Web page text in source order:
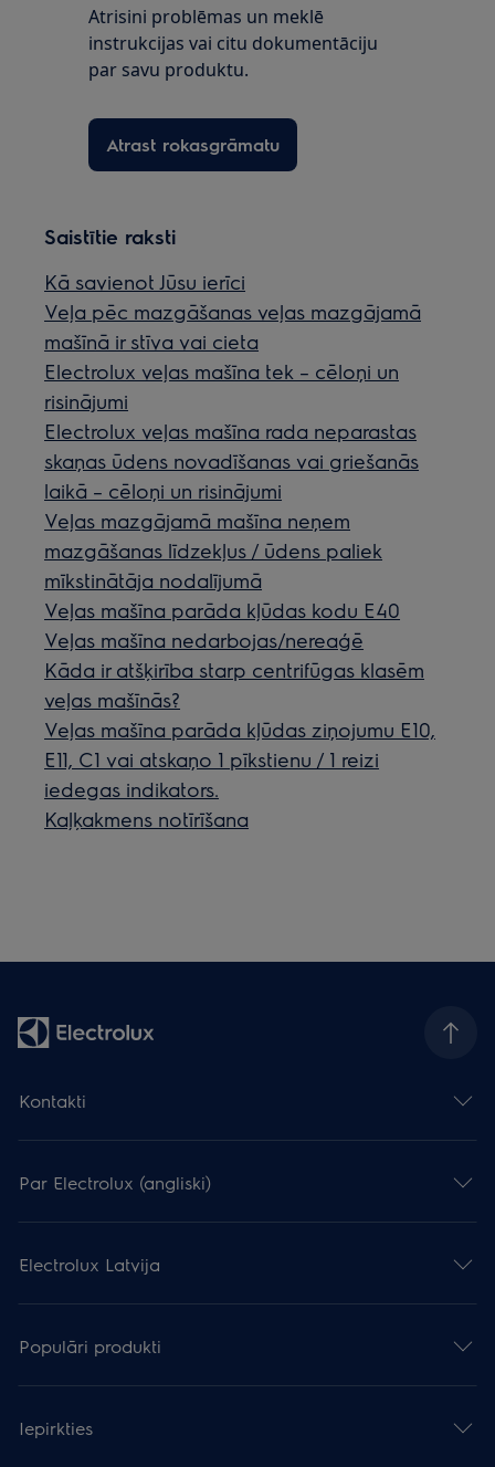
Atrisini problēmas un meklē
instrukcijas vai citu dokumentāciju
par savu produktu.
Atrast rokasgrāmatu
Saistītie raksti
Kā savienot Jūsu ierīci
Veļa pēc mazgāšanas veļas mazgājamā
mašīnā ir stīva vai cieta
Electrolux veļas mašīna tek – cēloņi un
risinājumi
Electrolux veļas mašīna rada neparastas
skaņas ūdens novadīšanas vai griešanās
laikā – cēloņi un risinājumi
Veļas mazgājamā mašīna neņem
mazgāšanas līdzekļus / ūdens paliek
mīkstinātāja nodalījumā
Veļas mašīna parāda kļūdas kodu E40
Veļas mašīna nedarbojas/nereaģē
Kāda ir atšķirība starp centrifūgas klasēm
veļas mašīnās?
Veļas mašīna parāda kļūdas ziņojumu E10,
E11, C1 vai atskaņo 1 pīkstienu / 1 reizi
iedegas indikators.
Kaļķakmens notīrīšana
Kontakti
Par Electrolux (angliski)
Electrolux Latvija
Populāri produkti
Iepirkties